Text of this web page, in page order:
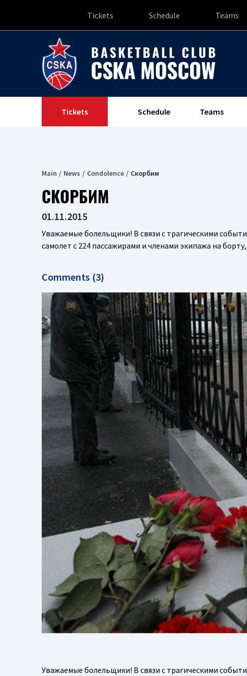
Tickets Schedule Teams
Tickets Schedule Teams
Main News Сondolence Скорбим
СКОРБИМ
01.11.2015
Уважаемые болельщики! В связи с трагическими
самолет с 224 пассажирами и членами экипажа на
Comments (3)
Уважаемые болельщики! В связи с трагическими